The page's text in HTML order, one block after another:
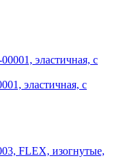
эластичная, с